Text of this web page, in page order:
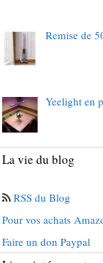
Remise de
Yeelight en
La vie du blog
RSS du Blog
Pour vos achats
Faire un don Paypal